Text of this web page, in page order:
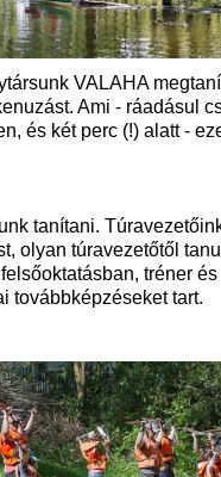
VALAHA
Ami - ráadásul
és két perc (!) alatt -
tanítani.
olyan túravezetőtől
tréner és
továbbképzéseket tart.